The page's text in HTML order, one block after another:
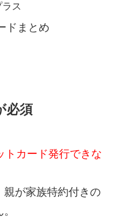
ス
ドまとめ
必須
トカード発行できな
が家族特約付きの